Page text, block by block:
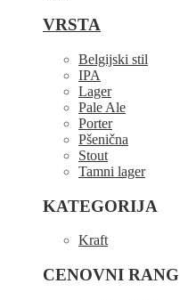
VRSTA
Belgijski stil
IPA
Lager
Pale Ale
Porter
Pšenična
Stout
Tamni lager
KATEGORIJA
Kraft
CENOVNI RANG